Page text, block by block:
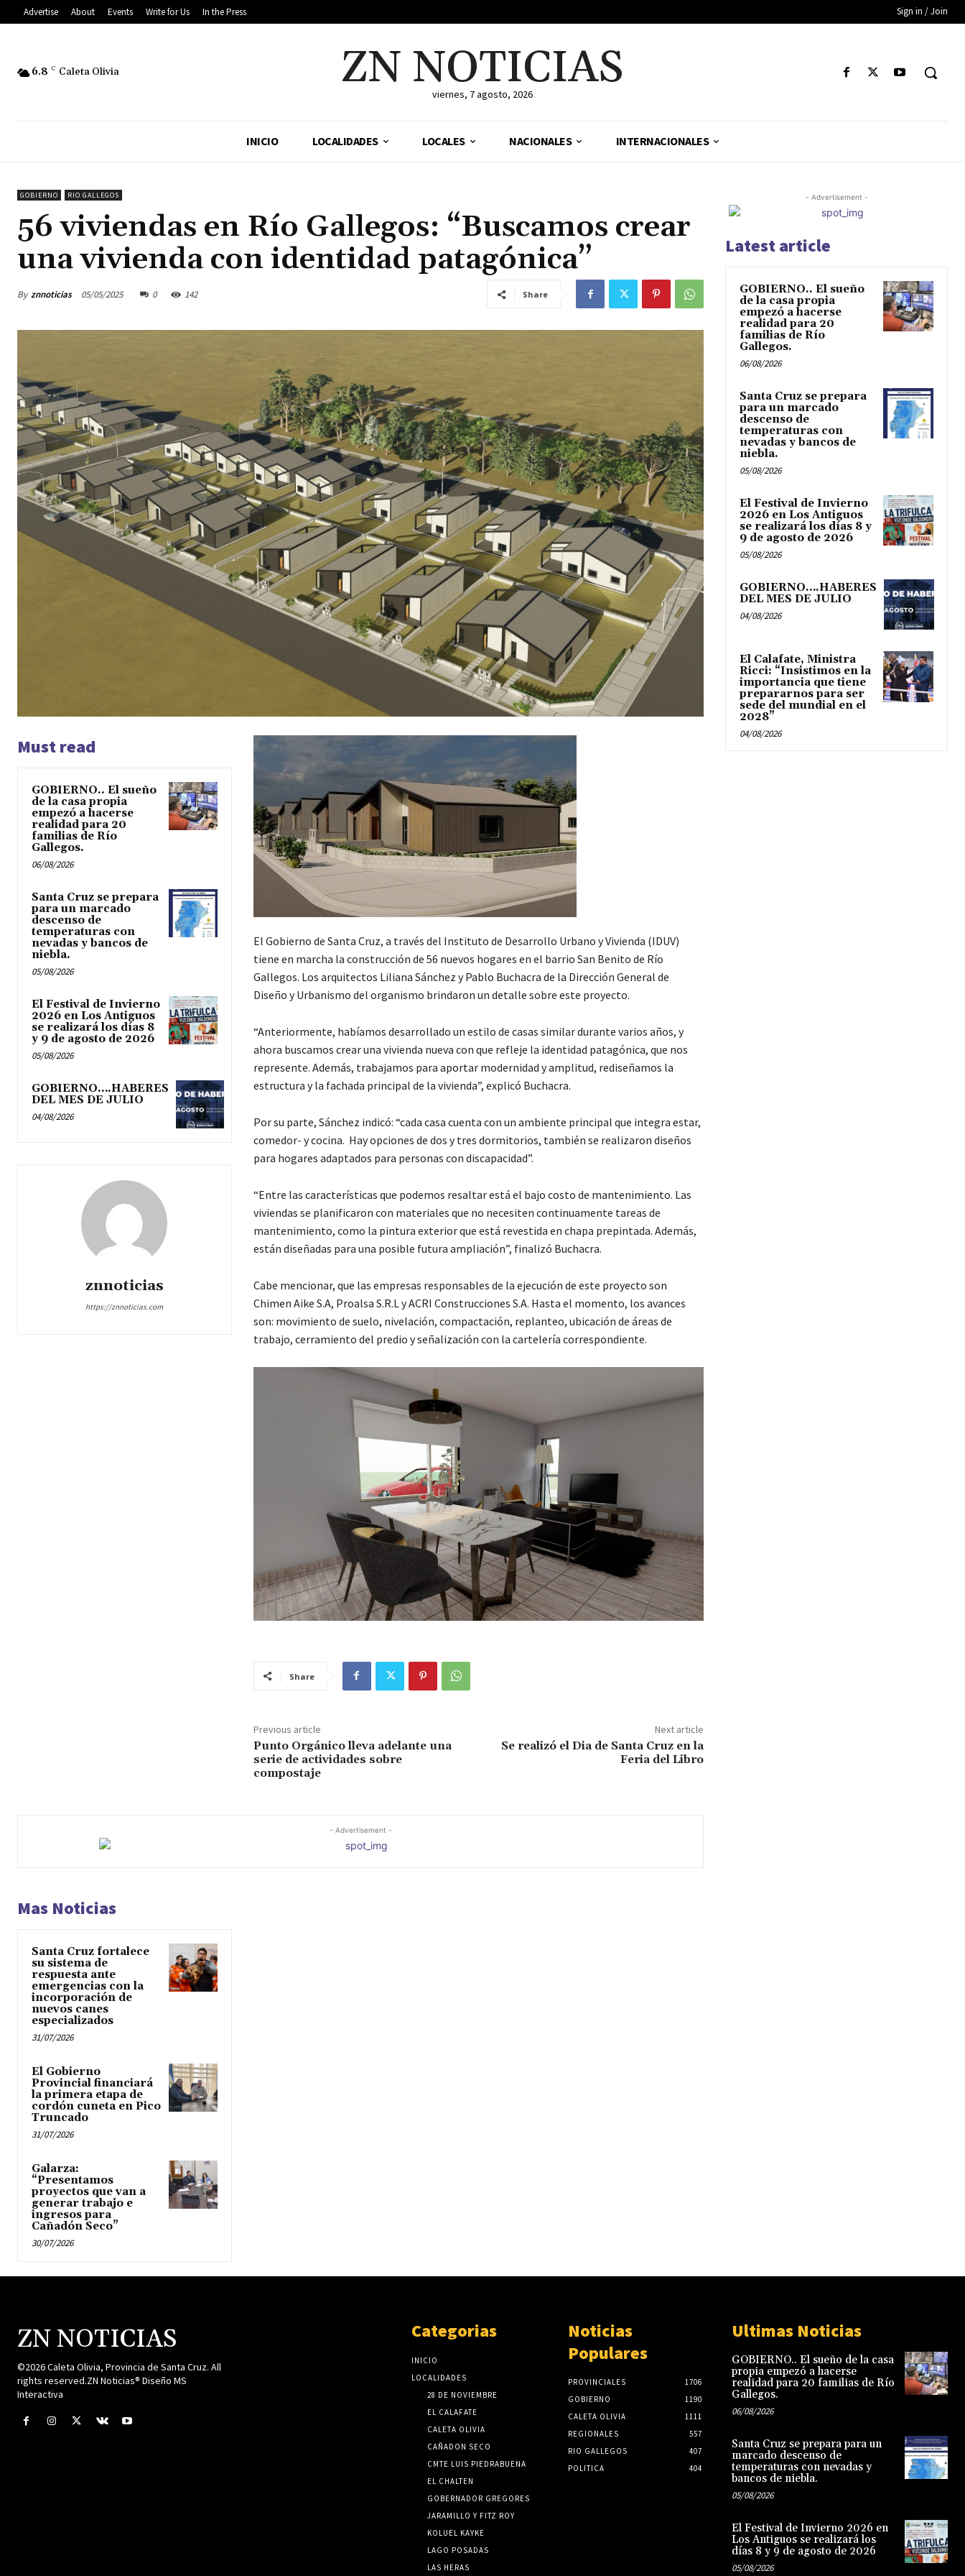
Advertise About Events Write for Us In the Press Sign in / Join
6.8 C Caleta Olivia ZN NOTICIAS
viernes, 7 agosto, 2026
INICIO LOCALIDADES LOCALES NACIONALES INTERNACIONALES
GOBIERNO RIO GALLEGOS
56 viviendas en Río Gallegos: “Buscamos crear
una vivienda con identidad patagónica”
By znnoticias 05/05/2025 0 142 Share
Must read
GOBIERNO.. El sueño
de la casa propia
empezó a hacerse
realidad para 20
familias de Río
Gallegos.
06/08/2026
Santa Cruz se prepara
para un marcado
descenso de
temperaturas con
nevadas y bancos de
niebla.
05/08/2026
El Festival de Invierno
2026 en Los Antiguos
se realizará los días 8
y 9 de agosto de 2026
05/08/2026
GOBIERNO….HABERES
DEL MES DE JULIO
04/08/2026
znnoticias
https://znnoticias.com
El Gobierno de Santa Cruz, a través del Instituto de Desarrollo Urbano y Vivienda (IDUV)
tiene en marcha la construcción de 56 nuevos hogares en el barrio San Benito de Río
Gallegos. Los arquitectos Liliana Sánchez y Pablo Buchacra de la Dirección General de
Diseño y Urbanismo del organismo brindaron un detalle sobre este proyecto.
“Anteriormente, habíamos desarrollado un estilo de casas similar durante varios años, y
ahora buscamos crear una vivienda nueva con que refleje la identidad patagónica, que nos
represente. Además, trabajamos para aportar modernidad y amplitud, rediseñamos la
estructura y la fachada principal de la vivienda”, explicó Buchacra.
Por su parte, Sánchez indicó: “cada casa cuenta con un ambiente principal que integra estar,
comedor- y cocina. Hay opciones de dos y tres dormitorios, también se realizaron diseños
para hogares adaptados para personas con discapacidad”.
“Entre las características que podemos resaltar está el bajo costo de mantenimiento. Las
viviendas se planificaron con materiales que no necesiten continuamente tareas de
mantenimiento, como la pintura exterior que está revestida en chapa prepintada. Además,
están diseñadas para una posible futura ampliación”, finalizó Buchacra.
Cabe mencionar, que las empresas responsables de la ejecución de este proyecto son
Chimen Aike S.A, Proalsa S.R.L y ACRI Construcciones S.A. Hasta el momento, los avances
son: movimiento de suelo, nivelación, compactación, replanteo, ubicación de áreas de
trabajo, cerramiento del predio y señalización con la cartelería correspondiente.
Share
Previous article
Punto Orgánico lleva adelante una
serie de actividades sobre
compostaje
Next article
Se realizó el Dia de Santa Cruz en la
Feria del Libro
- Advertisement -
Mas Noticias
Santa Cruz fortalece
su sistema de
respuesta ante
emergencias con la
incorporación de
nuevos canes
especializados
31/07/2026
El Gobierno
Provincial financiará
la primera etapa de
cordón cuneta en Pico
Truncado
31/07/2026
Galarza:
“Presentamos
proyectos que van a
generar trabajo e
ingresos para
Cañadón Seco”
30/07/2026
- Advertisement -
Latest article
GOBIERNO.. El sueño
de la casa propia
empezó a hacerse
realidad para 20
familias de Río
Gallegos.
06/08/2026
Santa Cruz se prepara
para un marcado
descenso de
temperaturas con
nevadas y bancos de
niebla.
05/08/2026
El Festival de Invierno
2026 en Los Antiguos
se realizará los días 8 y
9 de agosto de 2026
05/08/2026
GOBIERNO….HABERES
DEL MES DE JULIO
04/08/2026
El Calafate, Ministra
Ricci: “Insistimos en la
importancia que tiene
prepararnos para ser
sede del mundial en el
2028”
04/08/2026
ZN NOTICIAS
©2026 Caleta Olivia, Provincia de Santa Cruz. All
rights reserved.ZN Noticias® Diseño MS
Interactiva
Categorias
INICIO
LOCALIDADES
28 DE NOVIEMBRE
EL CALAFATE
CALETA OLIVIA
CAÑADON SECO
CMTE LUIS PIEDRABUENA
EL CHALTEN
GOBERNADOR GREGORES
JARAMILLO Y FITZ ROY
KOLUEL KAYKE
LAGO POSADAS
LAS HERAS
Noticias
Populares
PROVINCIALES
1706
GOBIERNO
1190
CALETA OLIVIA
1111
REGIONALES
557
RIO GALLEGOS
407
POLITICA
404
Ultimas Noticias
GOBIERNO.. El sueño de la casa
propia empezó a hacerse
realidad para 20 familias de Río
Gallegos.
06/08/2026
Santa Cruz se prepara para un
marcado descenso de
temperaturas con nevadas y
bancos de niebla.
05/08/2026
El Festival de Invierno 2026 en
Los Antiguos se realizará los
días 8 y 9 de agosto de 2026
05/08/2026